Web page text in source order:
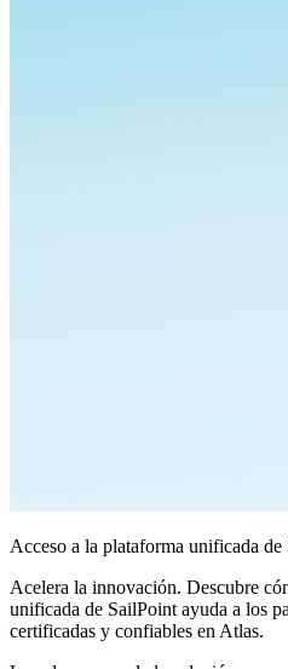
Acceso a la plataforma unificada de
Acelera la innovación. Descubre
unificada de SailPoint ayuda a los
certificadas y confiables en Atlas.